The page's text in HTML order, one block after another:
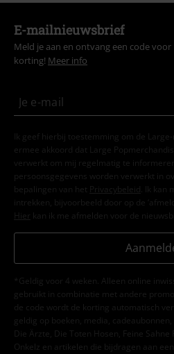
E-mailnieuwsbrief
Meld je aan en ontvang een code voor
korting! Meer info
Ik geef hierbij toestemming om de
ermee akkoord dat Large
verwerkt om mij regelmatig te
persoonsgegevens worden verwerkt in
bepalingen van het
Privacybeleid . Ik
intrekken, bijvoorbeeld door op de
Hier kan ik me afmelden voor de
*Geldig voor 4 weken. Alleen online
gebruikt in combinatie met andere
de code wordt de korting automatisch
geldig op boeken, media,
Die Ärzte, Die Toten Hosen, Feine
Onkelz en artikelen die bijdragen aan